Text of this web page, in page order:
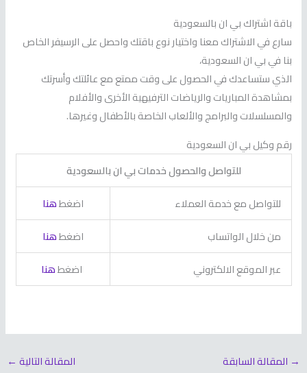
باقة اشتراك بي ان بالسعودية
سارع في الاشتراك معنا واختيار نوع باقتك واحصل على الرسيفر الخاص
بنا في بي ان السعودية،
الذي ستساعدك في الحصول على وقت ممتع مع عائلتك وأسرتك
بمشاهدة المباريات والرياضات الترفيهية الأخرى والأفلام
والمسلسلات والبرامج والألعاب الخاصة بالأطفال وغيرها.
رقم وكيل بي ان السعودية
للتواصل والحصول خدمات بي ان بالسعودية
للتواصل مع خدمة العملاء
اضغطهنا
من خلال الواتساب
اضغطهنا
عبر الموقع الالكتروني
اضغطهنا
→ المقالة السابقة المقالة التالية ←